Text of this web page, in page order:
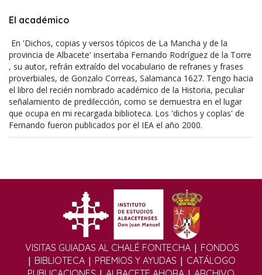
El académico
En 'Dichos, copias y versos tópicos de La Mancha y de la
provincia de Albacete' insertaba Fernando Rodríguez de la Torre
, su autor, refrán extraído del vocabulario de refranes y frases
proverbiales, de Gonzalo Correas, Salamanca 1627. Tengo hacia
el libro del recién nombrado académico de la Historia, peculiar
señalamiento de predilección, como se demuestra en el lugar
que ocupa en mi recargada biblioteca. Los 'dichos y coplas' de
Fernando fueron publicados por el IEA el año 2000.
VISITAS GUIADAS AL CHALÉ FONTECHA | FONDOS
| BIBLIOTECA| PREMIOS Y AYUDAS | CATÁLOGO